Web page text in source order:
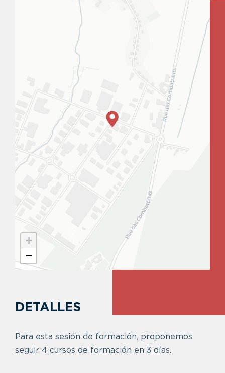
+
−
DETALLES
Para esta sesión de formación, proponemos
seguir 4 cursos de formación en 3 días.